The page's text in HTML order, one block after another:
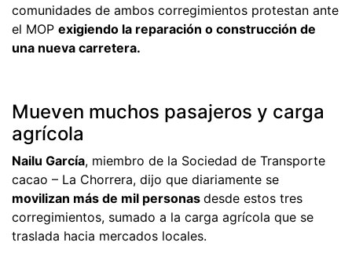
comunidades de ambos corregimientos protestan ante
el MOP exigiendo la reparación o construcción de
una nueva carretera.
Mueven muchos pasajeros y carga
agrícola
Nailu García, miembro de la Sociedad de Transporte
cacao – La Chorrera, dijo que diariamente se
movilizan más de mil personas desde estos tres
corregimientos, sumado a la carga agrícola que se
traslada hacia mercados locales.